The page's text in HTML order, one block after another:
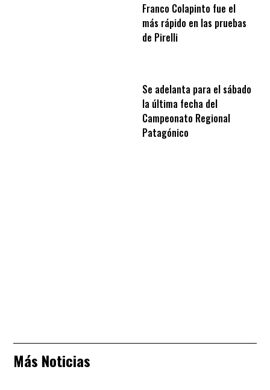
Franco Colapinto fue el
más rápido en las pruebas
de Pirelli
Se adelanta para el sábado
la última fecha del
Campeonato Regional
Patagónico
Más Noticias